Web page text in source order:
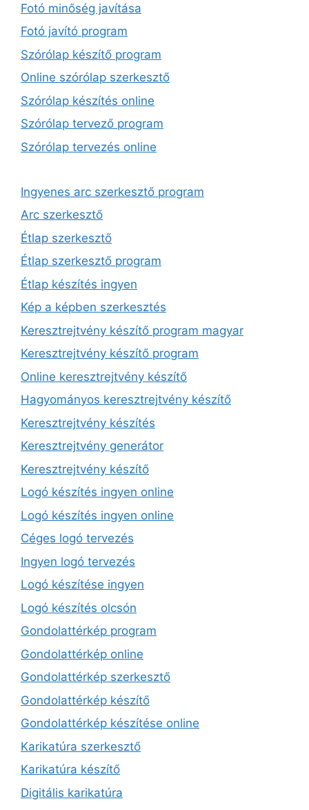
Fotó minőség javítása
Fotó javító program
Szórólap készítő program
Online szórólap szerkesztő
Szórólap készítés online
Szórólap tervező program
Szórólap tervezés online
Ingyenes arc szerkesztő program
Arc szerkesztő
Étlap szerkesztő
Étlap szerkesztő program
Étlap készítés ingyen
Kép a képben szerkesztés
Keresztrejtvény készítő program magyar
Keresztrejtvény készítő program
Online keresztrejtvény készítő
Hagyományos keresztrejtvény készítő
Keresztrejtvény készítés
Keresztrejtvény generátor
Keresztrejtvény készítő
Logó készítés ingyen online
Logó készítés ingyen online
Céges logó tervezés
Ingyen logó tervezés
Logó készítése ingyen
Logó készítés olcsón
Gondolattérkép program
Gondolattérkép online
Gondolattérkép szerkesztő
Gondolattérkép készítő
Gondolattérkép készítése online
Karikatúra szerkesztő
Karikatúra készítő
Digitális karikatúra